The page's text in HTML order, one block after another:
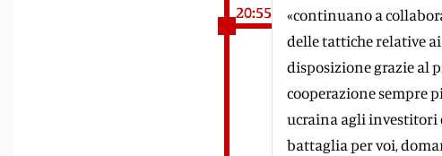
20:55
«continuano a
delle tattiche relative
disposizione grazie al
cooperazione sempre
ucraina agli investitori
battaglia per voi,